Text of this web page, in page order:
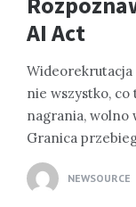
AI Act
Wideorekrutacja
nie wszystko, co
nagrania, wolno
Granica
NEWSOURCE